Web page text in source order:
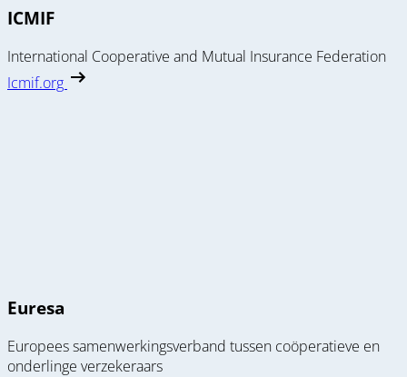
ICMIF
International Cooperative and Mutual Insurance Federation
Icmif.org
Euresa
Europees samenwerkingsverband tussen coöperatieve en
onderlinge verzekeraars